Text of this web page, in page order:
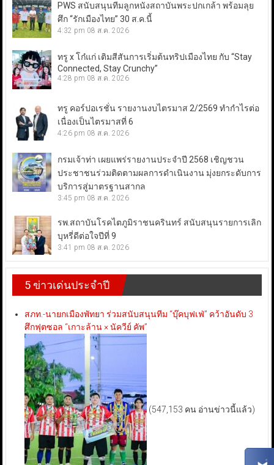
PWS สนับสนุนทีมลูกหนังสถาบันพระปกเกล้า พร้อมลุย
ศึก “รักเมืองไทย” 30 ส.ค.นี้
4:32 pm 08 ส.ค. 2026
ทรู x โก๋แก่ เติมสีสันการเริ่มต้นทริปเมืองไทย กับ “Stay
Connected, Stay Crunchy”
4:28 pm 08 ส.ค. 2026
ทรู คอร์ปอเรชั่น รายงานงบไตรมาส 2/2569 ทำกำไรต่อ
เนื่องเป็นไตรมาสที่ 6
4:26 pm 08 ส.ค. 2026
กรมเจ้าท่า เผยแพร่รายงานประจำปี 2568 เชิญชวน
ประชาชนร่วมติดตามผลการดำเนินงาน มุ่งยกระดับการ
บริการสู่มาตรฐานสากล
3:45 pm 08 ส.ค. 2026
รพ.สถาบันโรคไตภูมิราชนครินทร์ สนับสนุนรายการเลิก
บุหรี่ดีต่อใจปีที่ 9
3:41 pm 08 ส.ค. 2026
5 ข่าวเด่นประจำปี
สภท.-นายกเมืองพัทยา ร่วมสนับสนุนทีม “บุ๊คบุฟเฟ่” คว้าอันดับ 3
ศึกฟุตซอล “เกาะล้าน × นัควีย์ คัพ”
(547,153 คน อ่านข่าวนี้แล้ว)